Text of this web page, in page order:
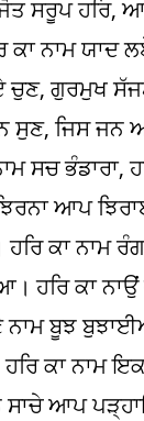
ਸਰੂਪ ਹਰਿ,
ਨਾਮ ਯਾਦ
ਚੁਣ, ਗੁਰਮੁਖ
ਸੁਣ, ਜਿਸ
ਸਚ
ਆਪ
ਕਾ ਨਾਮ
ਹਰਿ ਕਾ
ਬੂਝ
ਕਾ ਨਾਮ
ਸਾਚੇ ਆਪ